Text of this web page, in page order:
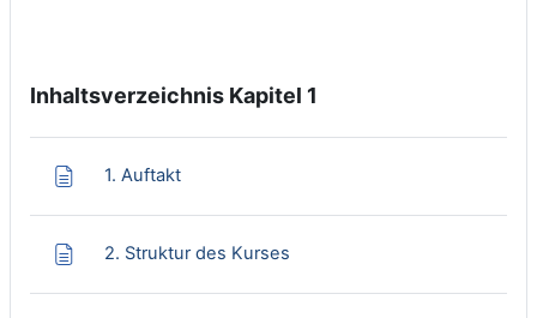
Inhaltsverzeichnis Kapitel 1
1. AuftaktPage
2. Struktur des Kurses